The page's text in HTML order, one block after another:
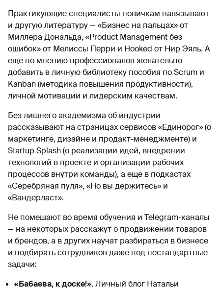
Практикующие специалисты новичкам навязывают
и другую литературу — «Бизнес на пальцах» от
Миллера Дональда, «Product Management без
ошибок» от Мелиссы Перри и Hooked от Нир Эяль. А
еще по мнению профессионалов желательно
добавить в личную библиотеку пособия по Scrum и
Kanban (методика повышения продуктивности),
личной мотивации и лидерским качествам.
Без лишнего академизма об индустрии
рассказывают на страницах сервисов «Единорог» (о
маркетинге, дизайне и продакт-менеджменте) и
Startup Splash (о реализации идей, внедрении
технологий в проекте и организации рабочих
процессов внутри команды), а еще в подкастах
«Серебряная пуля», «Но вы держитесь» и
«Вандерласт».
Не помешают во время обучения и Telegram-каналы
— на некоторых расскажут о продвижении товаров
и брендов, а в других научат разбираться в бизнесе
и подбирать сотрудников даже под нестандартные
задачи:
«Бабаева, к доске!».Личный блог Натальи